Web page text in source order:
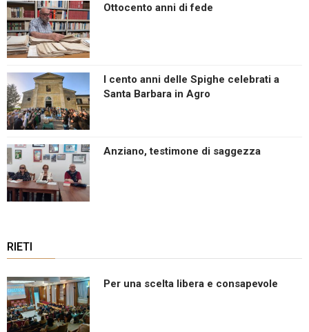
Ottocento anni di fede
I cento anni delle Spighe celebrati a
Santa Barbara in Agro
Anziano, testimone di saggezza
RIETI
Per una scelta libera e consapevole